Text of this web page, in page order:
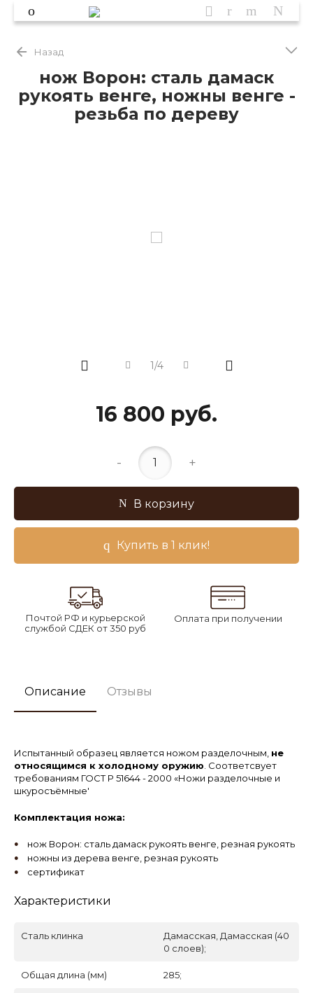
Назад
нож Ворон: сталь дамаск
рукоять венге, ножны венге -
резьба по дереву
1/4
16 800 руб.
- +
В корзину
Купить в 1 клик!
Почтой РФ и курьерской
службой СДЕК от 350 руб
Оплата при получении
Описание Отзывы
Испытанный образец является ножом разделочным, не
относящимся к холодному оружию . Соответсвует
требованиям ГОСТ Р 51644 - 2000 «Ножи разделочные и
шкуросъёмные'
Комплектация ножа:
нож Ворон: сталь дамаск рукоять венге, резная рукоять
ножны из дерева венге, резная рукоять
сертификат
Характеристики
Сталь клинка
Дамасская, Дамасская (40
0 слоев);
Общая длина (мм) 285;